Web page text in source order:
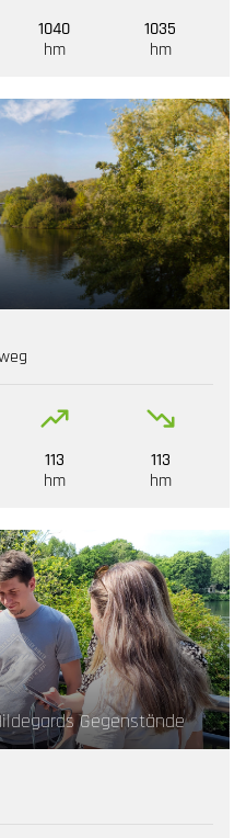
1040
hm
1035
hm
113
hm
113
hm
Gegenstände